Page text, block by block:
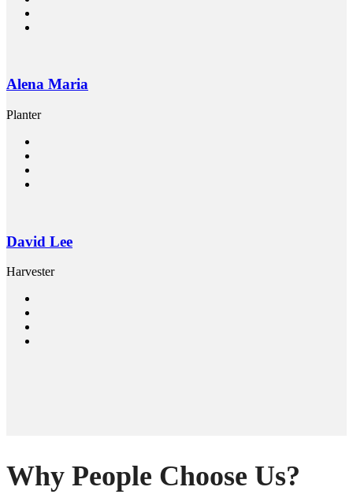
Alena Maria
Planter
David Lee
Harvester
Why People Choose Us?